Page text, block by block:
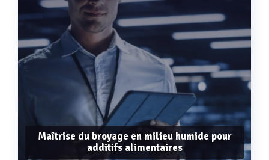
Maîtrise du broyage en milieu humide pour
additifs alimentaires